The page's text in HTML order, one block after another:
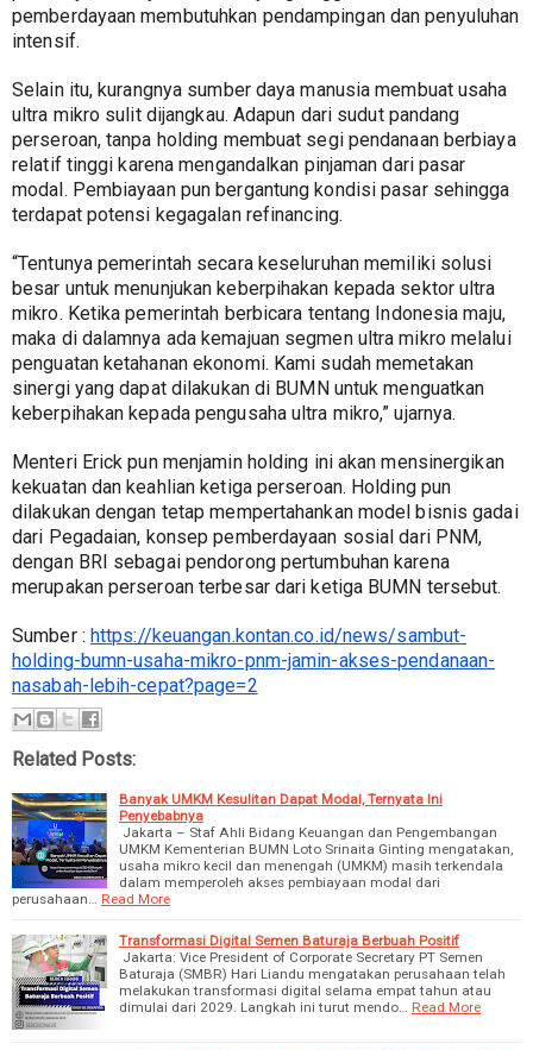
pemberdayaan membutuhkan pendampingan dan penyuluhan
intensif.
Selain itu, kurangnya sumber daya manusia membuat usaha
ultra mikro sulit dijangkau. Adapun dari sudut pandang
perseroan, tanpa holding membuat segi pendanaan berbiaya
relatif tinggi karena mengandalkan pinjaman dari pasar
modal. Pembiayaan pun bergantung kondisi pasar sehingga
terdapat potensi kegagalan refinancing.
“Tentunya pemerintah secara keseluruhan memiliki solusi
besar untuk menunjukan keberpihakan kepada sektor ultra
mikro. Ketika pemerintah berbicara tentang Indonesia maju,
maka di dalamnya ada kemajuan segmen ultra mikro melalui
penguatan ketahanan ekonomi. Kami sudah memetakan
sinergi yang dapat dilakukan di BUMN untuk menguatkan
keberpihakan kepada pengusaha ultra mikro,” ujarnya.
Menteri Erick pun menjamin holding ini akan mensinergikan
kekuatan dan keahlian ketiga perseroan. Holding pun
dilakukan dengan tetap mempertahankan model bisnis gadai
dari Pegadaian, konsep pemberdayaan sosial dari PNM,
dengan BRI sebagai pendorong pertumbuhan karena
merupakan perseroan terbesar dari ketiga BUMN tersebut.
Sumber : https://keuangan.kontan.co.id/news/sambut-
holding-bumn-usaha-mikro-pnm-jamin-akses-pendanaan-
nasabah-lebih-cepat?page=2
Related Posts:
Banyak UMKM Kesulitan Dapat Modal, Ternyata Ini
Penyebabnya
Jakarta – Staf Ahli Bidang Keuangan dan Pengembangan
UMKM Kementerian BUMN Loto Srinaita Ginting mengatakan,
usaha mikro kecil dan menengah (UMKM) masih terkendala
dalam memperoleh akses pembiayaan modal dari
perusahaan… Read More
Transformasi Digital Semen Baturaja Berbuah Positif
Jakarta: Vice President of Corporate Secretary PT Semen
Baturaja (SMBR) Hari Liandu mengatakan perusahaan telah
melakukan transformasi digital selama empat tahun atau
dimulai dari 2029. Langkah ini turut mendo… Read More